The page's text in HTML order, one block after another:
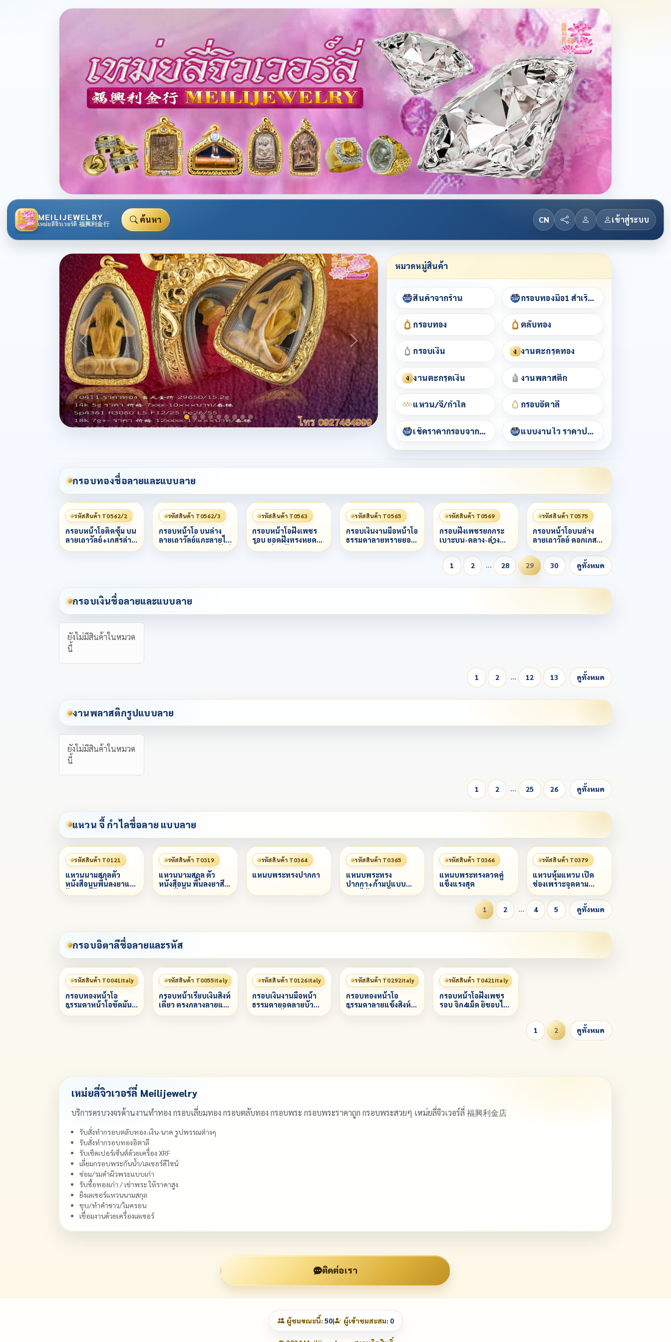
MEILIJEWELRY
เหม่ยลี่จิวเวอร์ลี่ 福興利金行 ค้นหา CN เข้าสู่ระบบ
หมวดหมู่สินค้า
สินค้าจากร้าน กรอบทองมือ1 สำเร็จรูป
กรอบทอง ตลับทอง
กรอบเงิน ง งานตะกรุดทอง
ง งานตะกรุดเงิน งานพลาสติก
แหวน/จี้/กำไล กรอบอิตาลี
เช็คราคากรอบจากชื่อพระ แบบงานไว ราคาประหยัด
กรอบทองชื่อลายและแบบลาย
รหัสสินค้า T0562/2
กรอบหน้าโอติดซุ้ม บน
ลายเถาวัลย์+เกสรล่าง
ลาย
รหัสสินค้า T0562/3
กรอบหน้าโอ บนล่าง
ลายเถาวัลย์แกะลายไม่
ลงยา+เกสรลงยาหลักสี
ลวดเกลียว3ชั้น
รหัสสินค้า T0563
กรอบหน้าโอฝังเพชร
รอบ ยอดฝังทรงหยด
น้ำ1 เม็มด ฝังแบบตา
รหัสสินค้า T0565
กรอบเงินงานมือหน้าโอ
ธรรมดาลายทรายยอด
ติดดิกเกสร
รหัสสินค้า T0569
กรอบฝังเพชรยกกระ
เบาะบน-ดลาง-ล่าง
ยอดบนทางยอดน้ำ
ใหญ่ หูและขอบในติด
ลวดเกลียว ตรงกลาง
ขัดเงา แผ่นหลังแกะ
รหัสสินค้า T0575
​กรอบหน้าโอบนล่าง
ลายเถาวัลย์ ดอกเกสร
บนล่างตามแบบ กลาง
ลายทรายแกะลายตา
ม้า ข้างและหลังลาย
ไทย
1 2 … 28 29 30 ดูทั้งหมด
กรอบเงินชื่อลายและแบบลาย
ยังไม่มีสินค้าในหมวด
นี้
1 2 … 12 13 ดูทั้งหมด
งานพลาสติกรูปแบบลาย
ยังไม่มีสินค้าในหมวด
นี้
1 2 … 25 26 ดูทั้งหมด
แหวน จี้ กำไลชื่อลาย แบบลาย
รหัสสินค้า T0121
แหวนนามสกุลตัว
หนังสือนูนพื้นลงยาแดง
ฝังเพชรซ้ายขวา
รหัสสินค้า T0319
แหวนนามสกุล ตัว
หนังสือนูน พื้นลงยาสี
ตามสั่ง ฝังเพชรรอบ
รหัสสินค้า T0364
แหนบพระทรงปากกา
รหัสสินค้า T0365
แหนบพระทรง
ปากกา+ก้ามปูแบบ
หมุนได้
รหัสสินค้า T0366
แหนบพระทรงลวดคู่
แข็งแรงสุด
รหัสสินค้า T0379
แหวนหุ้มแหวน เปิด
ช่องเพราะจุดตาม
กำหนด
1
2 … 4 5 ดูทั้งหมด
กรอบอิตาลีชื่อลายและรหัส
รหัสสินค้า T0041italy
กรอบทองหน้าโอ
ธรรมดาหน้าโอขัดมัน
ทั้งองค์
รหัสสินค้า T0055italy
กรอบหน้าเรียบเงินสิงห์
เดี่ยว ตรงกลางลายแข้ง
สิงห์ ล่างแกะลาย
รหัสสินค้า T0126italy
กรอบเงินงานมือหน้า
ธรรมดายอดลายบัว
กลางลายไทยสลับลาย
รหัสสินค้า T0292italy
กรอบทองหน้าโอ
ธรรมดาลายแข้งสิงห์
ทั้งองค์ยอดบนฝังเพชร
รหัสสินค้า T0421italy
กรอบหน้าโอฝังเพชร
รอบ จิก4เม็ด ยิขอบไม่
ชุบทองคำขาว
1
2 ดูทั้งหมด
เหม่ยลี่จิวเวอร์ลี่ Meilijewelry
บริการครบวงจรด้านงานทำทอง กรอบเลี่ยมทอง กรอบตลับทอง กรอบพระ กรอบพระราคาถูก กรอบพระสวยๆ เหม่ยลี่จิวเวอร์ลี่ 福興利金店
รับสั่งทำกรอบตลับทอง-เงิน-นาค รูปพรรณต่างๆ
รับสั่งทำกรอบทองอิตาลี
รับเช็ดเปอร์เซ็นต์ด้วยเครื่อง XRF
เลี่ยมกรอบพระกันน้ำ/เลเซอร์ดีไซน์
ซ่อม/รมดำผิวพระแบบเก่า
รับซื้อทองเก่า / เช่าพระ ให้ราคาสูง
ยิงเลเซอร์แหวนนามสกุล
ชุบ/ทำคำขาว/ไมครอน
เชื่อมงานด้วยเครื่องเลเซอร์
ติดต่อเรา
ผู้ชมขณะนี้: 50| ผู้เข้าชมสะสม: 0